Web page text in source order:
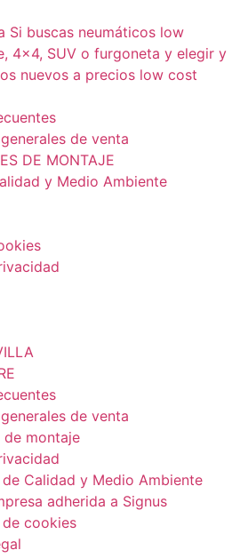
Si buscas neumáticos low
4×4, SUV o furgoneta y elegir y
nuevos a precios low cost
de venta
DE MONTAJE
y Medio Ambiente
de venta
de montaje
Calidad y Medio Ambiente
adherida a Signus
cookies